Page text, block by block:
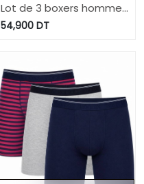
Lot de 3 boxers homme
en coton stretch
54,900 DT